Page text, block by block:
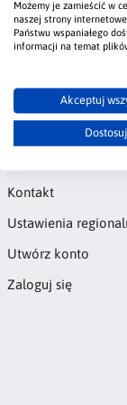
Możemy je zamieścić w
naszej strony
Państwu wspaniałego
informacji na temat
Akceptuj
Dostosuj
wnętrza oraz jak
dla osób
przestrzeni.
Konto
Kontakt
Ustawienia
Utwórz konto
Zaloguj się